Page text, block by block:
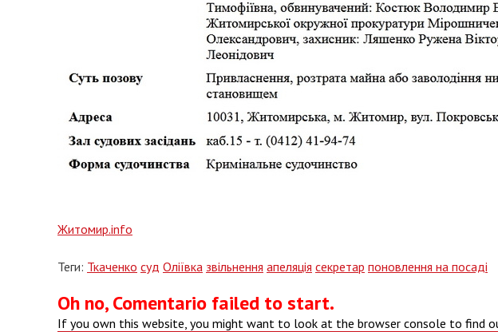
Житомир.info
Теги: Ткаченко суд Оліївка звільнення апеляція секретар поновлення на посаді
Oh no, Comentario failed to start.
If you own this website, you might want to look at the browser console to find